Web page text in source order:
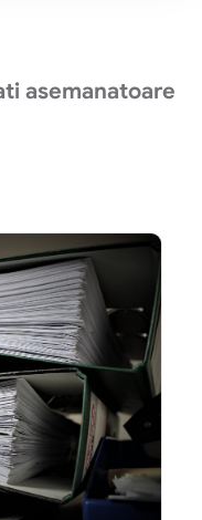
asemanatoare